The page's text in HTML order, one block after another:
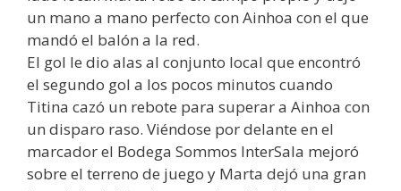
un mano a mano perfecto con Ainhoa con el que
mandó el balón a la red.
El gol le dio alas al conjunto local que encontró
el segundo gol a los pocos minutos cuando
Titina cazó un rebote para superar a Ainhoa con
un disparo raso. Viéndose por delante en el
marcador el Bodega Sommos InterSala mejoró
sobre el terreno de juego y Marta dejó una gran